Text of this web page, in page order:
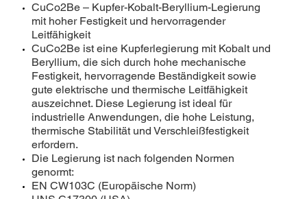
CuCo2Be – Kupfer-Kobalt-Beryllium-Legierung
mit hoher Festigkeit und hervorragender
Leitfähigkeit
CuCo2Be ist eine Kupferlegierung mit Kobalt und
Beryllium, die sich durch hohe mechanische
Festigkeit, hervorragende Beständigkeit sowie
gute elektrische und thermische Leitfähigkeit
auszeichnet. Diese Legierung ist ideal für
industrielle Anwendungen, die hohe Leistung,
thermische Stabilität und Verschleißfestigkeit
erfordern.
Die Legierung ist nach folgenden Normen
genormt:
EN CW103C (Europäische Norm)